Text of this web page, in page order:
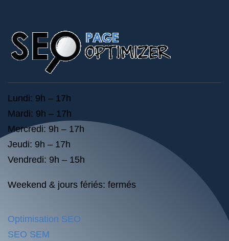
Lundi: 9h – 17h
Mardi: 9h – 17h
Mercredi: 9h – 17h
Jeudi: 9h – 17h
Vendredi: 9h – 15h
Weekend & jours fériés: fermés
Optimisation SEO
SEO SEM